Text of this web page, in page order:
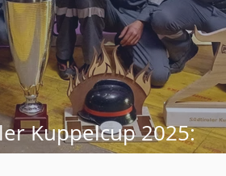
Kuppelcup 2025:
sind die schnellsten